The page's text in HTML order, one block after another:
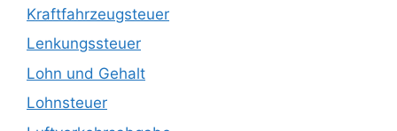
Kraftfahrzeugsteuer
Lenkungssteuer
Lohn und Gehalt
Lohnsteuer